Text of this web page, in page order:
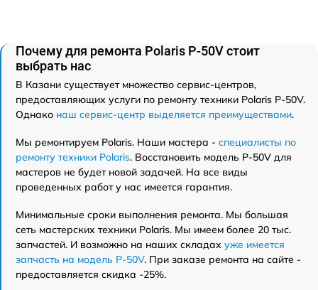
Почему для ремонта Polaris P-50V стоит
выбрать нас
В Казани существует множество сервис-центров,
предоставляющих услуги по ремонту техники Polaris P-50V.
Однако наш сервис-центр выделяется преимуществами.
Мы ремонтируем Polaris. Наши мастера - специалисты по
ремонту техники Polaris. Восстановить модель P-50V для
мастеров не будет новой задачей. На все виды
проведенных работ у нас имеется гарантия.
Минимальные сроки выполнения ремонта. Мы большая
сеть мастерских техники Polaris. Мы имеем более 20 тыс.
запчастей. И возможно на наших складах уже имеется
запчасть на модель P-50V. При заказе ремонта на сайте -
предоставляется скидка -25%.